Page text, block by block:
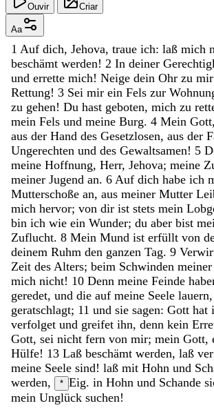
Ouvir Criar
Aa
1 Auf dich, Jehova, traue ich: laß mich
beschämt werden! 2 In deiner
und errette mich! Neige dein Ohr zu mir
Rettung! 3 Sei mir ein Fels zur
zu gehen! Du hast geboten, mich zu
mein Fels und meine Burg. 4 Mein Gott,
aus der Hand des Gesetzlosen, aus der
Ungerechten und des Gewaltsamen! 5
meine Hoffnung, Herr, Jehova; meine
meiner Jugend an. 6 Auf dich habe ich
Mutterschoße an, aus meiner Mutter
mich hervor; von dir ist stets mein
bin ich wie ein Wunder; du aber bist
Zuflucht. 8 Mein Mund ist erfüllt von
deinem Ruhm den ganzen Tag. 9
Zeit des Alters; beim Schwinden meiner
mich nicht! 10 Denn meine Feinde
geredet, und die auf meine Seele lauern,
geratschlagt; 11 und sie sagen: Gott hat
verfolget und greifet ihn, denn kein
Gott, sei nicht fern von mir; mein Gott,
Hülfe! 13 Laß beschämt werden, laß
meine Seele sind! laß mit Hohn und
werden, * Eig. in Hohn und Schande
mein Unglück suchen!